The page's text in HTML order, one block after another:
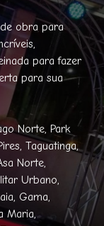
obra para
para fazer
para sua
Norte, Park
Taguatinga,
Norte,
Urbano,
Gama,
Maria,